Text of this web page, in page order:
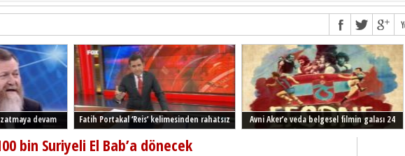
devam
Fatih Portakal ‘Reis’ kelimesinden rahatsız
Avni Aker’e veda belgesel filmin galası 24
bin Suriyeli El Bab’a dönecek